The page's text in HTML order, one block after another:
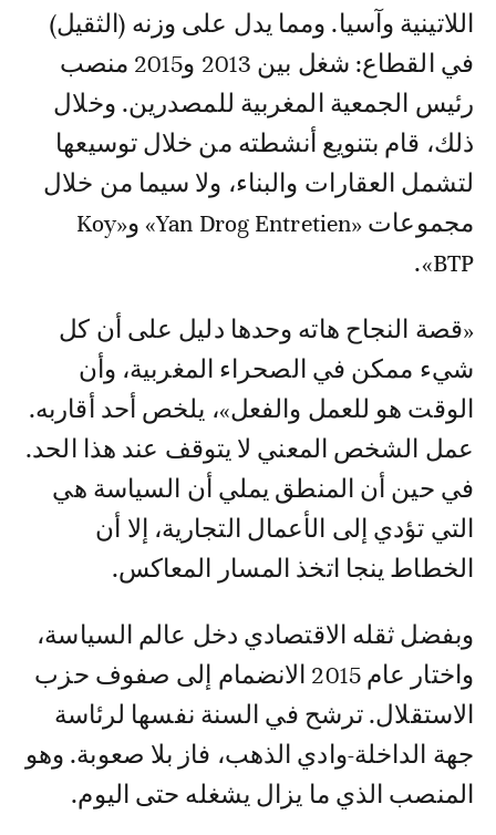
اللاتينية وآسيا. ومما يدل على وزنه (الثقيل)
في القطاع: شغل بين 2013 و2015 منصب
رئيس الجمعية المغربية للمصدرين. وخلال
ذلك، قام بتنويع أنشطته من خلال توسيعها
لتشمل العقارات والبناء، ولا سيما من خلال
مجموعات «Yan Drog Entretien» و«Koy
BTP».
«قصة النجاح هاته وحدها دليل على أن كل
شيء ممكن في الصحراء المغربية، وأن
الوقت هو للعمل والفعل»، يلخص أحد أقاربه.
عمل الشخص المعني لا يتوقف عند هذا الحد.
في حين أن المنطق يملي أن السياسة هي
التي تؤدي إلى الأعمال التجارية، إلا أن
الخطاط ينجا اتخذ المسار المعاكس.
وبفضل ثقله الاقتصادي دخل عالم السياسة،
واختار عام 2015 الانضمام إلى صفوف حزب
الاستقلال. ترشح في السنة نفسها لرئاسة
جهة الداخلة-وادي الذهب، فاز بلا صعوبة. وهو
المنصب الذي ما يزال يشغله حتى اليوم.